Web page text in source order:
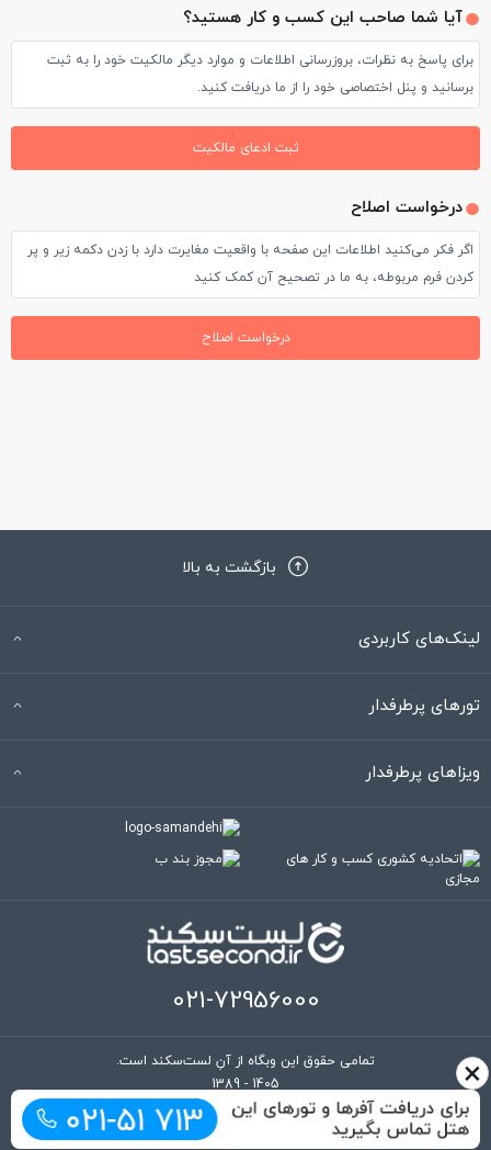
بیرونی و باغ خبری نیست . اما اگر از جنبه های مختلف مورد بررسی
قرار بگیرد میتوان بدین صورت گفت :
1-ما ساعت 4 صبح به هتل رسیدیم و با نهایت همکاری کارکنان در
ساعت 10 صبح اتاق ما را در طبقه 6 تحویل دادند ، برای برگشت هم
هتل ازجمله استخر و اسپا تا پایان شب و زمان پرواز برگشت برای ما
مهیا بود .
2-موقعیت مکانی هتل بسیار عالی در بلوار قاضی عثمان که انتهای
بلوار به میدان جمهوریت و مجسمه آتاتورک می رسد و آن طرف بلوار
هتل بنام Sky Fire در طبقه هشتم به صورت روباز(Roof Top) با ویو
زیبا می باشد و سرو تمام وعده های غذایی در این رستوران است ،
مرکز ورزشی هتل است . استخر هتل نسبتا کوچک و البته آب سرد که
4-تسلط کارکنان به زبان انگلیسی کاملا مناسب بود و از نظر ارتباطی
بود اما قاعدتا شما از یک هتل 5 ستاره توقع صبحانه به کاملترین
وجه ممکن را دارید که 70% توقع مرا برطرف کرد .
های مثبت این هتل ، محوطه لابی برای من واقعا جذاب نبود و
نورپردازی و سطح لوکس بودن برای هتل 5 ستاره مناسب ارزیابی
7-اتاق هتل اندازه کاملا مناسب حدود 35 متر با پنجره های سرتاسر
قدی و ویو بسیار زیبای باغ مربوط به هتل مقابل ، تمیزی اتاق ها
عالی ، تهویه هوا و سیستم گرمایش سرمایش کاملا مناسب و عالی ،
آیا شما صاحب این کسب و کار هستید؟
برای پاسخ به نظرات، بروزرسانی اطلاعات و موارد دیگر مالکیت خود را به ثبت
برسانید و پنل اختصاصی خود را از ما دریافت کنید.
ثبت ادعای مالکیت
درخواست اصلاح
اگر فکر می‌کنید اطلاعات این صفحه با واقعیت مغایرت دارد با زدن دکمه زیر و پر
کردن فرم مربوطه، به ما در تصحیح آن کمک کنید
درخواست اصلاح
×
بازگشت به بالا
لینک‌های کاربردی
تورهای پرطرفدار
ویزاهای پرطرفدار
021-72956000
تمامی حقوق این وبگاه از آنِ لست‌سکند است.
1389 - 1405